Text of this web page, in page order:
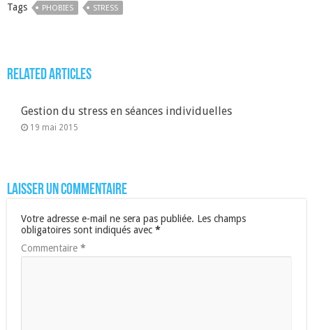
Tags PHOBIES STRESS
Related Articles
Gestion du stress en séances individuelles
19 mai 2015
Laisser un commentaire
Votre adresse e-mail ne sera pas publiée. Les champs
obligatoires sont indiqués avec *
Commentaire *